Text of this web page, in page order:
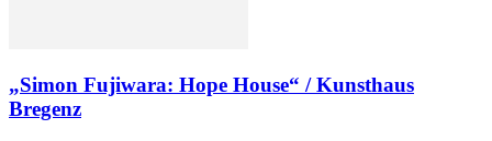
„Simon Fujiwara: Hope House“ / Kunsthaus
Bregenz